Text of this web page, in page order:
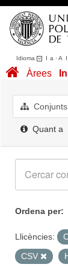
Idioma I a ·A I
Conjunts de dades
Quant a
Àrees
Quant a
Ordena per
Llicències:
CSV